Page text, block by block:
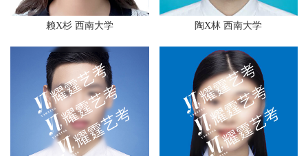
赖X杉 西南大学 陶X林 西南大学